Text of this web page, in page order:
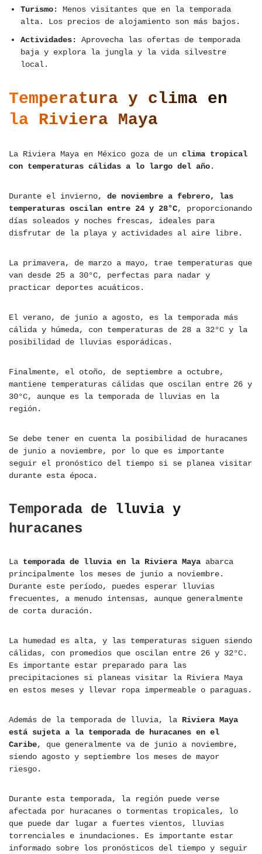
Turismo:
Menos visitantes que en la temporada
alta. Los precios de alojamiento son más bajos.
Actividades:
Aprovecha las ofertas de temporada
baja y explora la jungla y la vida silvestre
local.
Temperatura y clima en
la Riviera Maya
La Riviera Maya en México goza de un clima tropical
con temperaturas cálidas a lo largo del año.
Durante el invierno, de noviembre a febrero, las
temperaturas oscilan entre 24 y 28°C, proporcionando
días soleados y noches frescas, ideales para
disfrutar de la playa y actividades al aire libre.
La primavera, de marzo a mayo, trae temperaturas que
van desde 25 a 30°C, perfectas para nadar y
practicar deportes acuáticos.
El verano, de junio a agosto, es la temporada más
cálida y húmeda, con temperaturas de 28 a 32°C y la
posibilidad de lluvias esporádicas.
Finalmente, el otoño, de septiembre a octubre,
mantiene temperaturas cálidas que oscilan entre 26 y
30°C, aunque es la temporada de lluvias en la
región.
Se debe tener en cuenta la posibilidad de huracanes
de junio a noviembre, por lo que es importante
seguir el pronóstico del tiempo si se planea visitar
durante esta época.
Temporada de lluvia y
huracanes
La temporada de lluvia en la Riviera Maya abarca
principalmente los meses de junio a noviembre.
Durante este período, puedes esperar lluvias
frecuentes, a menudo intensas, aunque generalmente
de corta duración.
La humedad es alta, y las temperaturas siguen siendo
cálidas, con promedios que oscilan entre 26 y 32°C.
Es importante estar preparado para las
precipitaciones si planeas visitar la Riviera Maya
en estos meses y llevar ropa impermeable o paraguas.
Además de la temporada de lluvia, la Riviera Maya
está sujeta a la temporada de huracanes en el
Caribe, que generalmente va de junio a noviembre,
siendo agosto y septiembre los meses de mayor
riesgo.
Durante esta temporada, la región puede verse
afectada por huracanes o tormentas tropicales, lo
que puede dar lugar a fuertes vientos, lluvias
torrenciales e inundaciones. Es importante estar
informado sobre los pronósticos del tiempo y seguir